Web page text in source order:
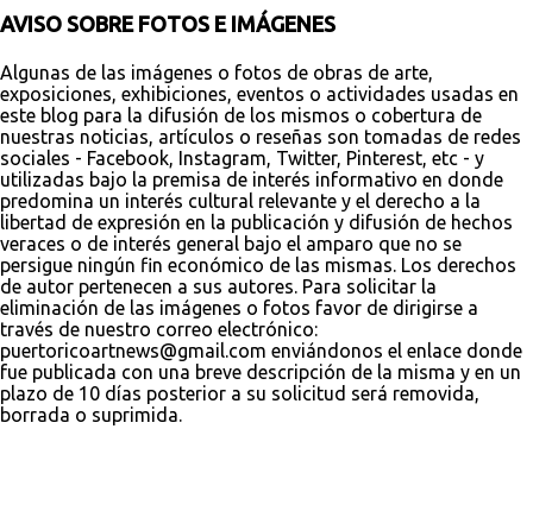
AVISO SOBRE FOTOS E IMÁGENES
Algunas de las imágenes o fotos de obras de arte,
exposiciones, exhibiciones, eventos o actividades usadas en
este blog para la difusión de los mismos o cobertura de
nuestras noticias, artículos o reseñas son tomadas de redes
sociales - Facebook, Instagram, Twitter, Pinterest, etc - y
utilizadas bajo la premisa de interés informativo en donde
predomina un interés cultural relevante y el derecho a la
libertad de expresión en la publicación y difusión de hechos
veraces o de interés general bajo el amparo que no se
persigue ningún fin económico de las mismas. Los derechos
de autor pertenecen a sus autores. Para solicitar la
eliminación de las imágenes o fotos favor de dirigirse a
través de nuestro correo electrónico:
puertoricoartnews@gmail.com enviándonos el enlace donde
fue publicada con una breve descripción de la misma y en un
plazo de 10 días posterior a su solicitud será removida,
borrada o suprimida.